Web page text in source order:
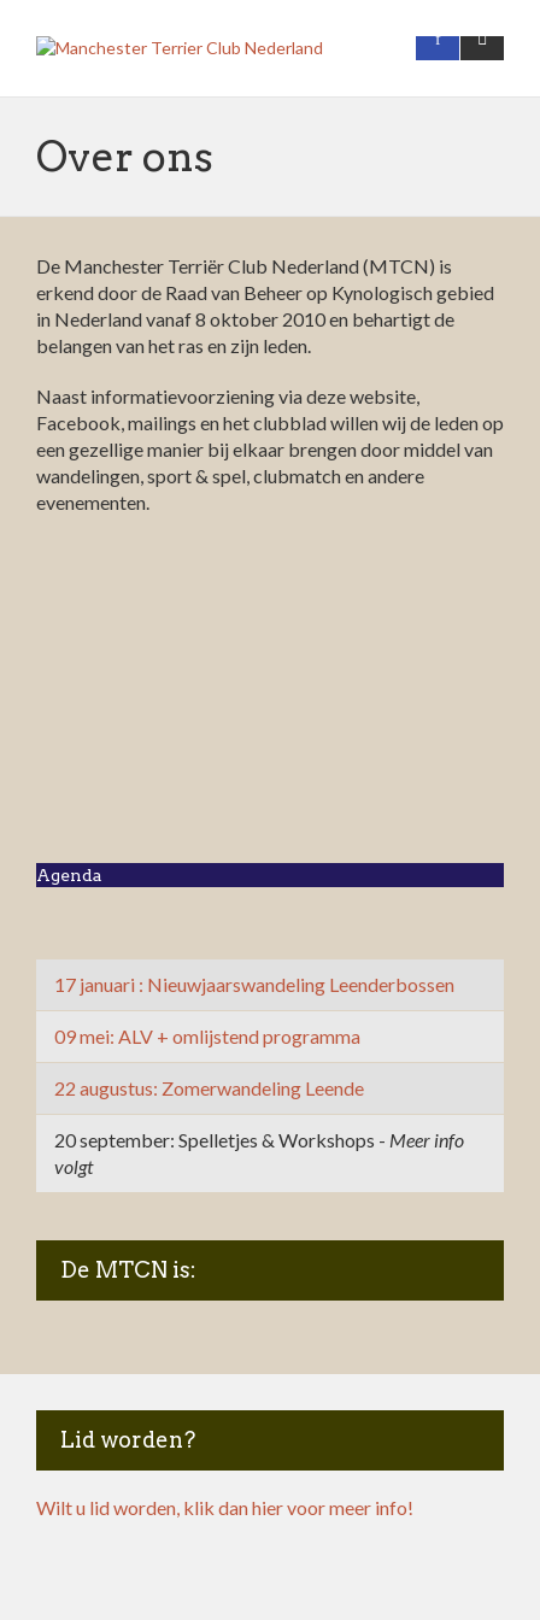
Over ons
De Manchester Terriër Club Nederland (MTCN) is
erkend door de Raad van Beheer op Kynologisch gebied
in Nederland vanaf 8 oktober 2010 en behartigt de
belangen van het ras en zijn leden.
Naast informatievoorziening via deze website,
Facebook, mailings en het clubblad willen wij de leden op
een gezellige manier bij elkaar brengen door middel van
wandelingen, sport & spel, clubmatch en andere
evenementen.
Agenda
17 januari : Nieuwjaarswandeling Leenderbossen
09 mei: ALV + omlijstend programma
22 augustus: Zomerwandeling Leende
20 september: Spelletjes & Workshops - Meer info
volgt
De MTCN is:
Lid worden?
Wilt u lid worden, klik dan hier voor meer info!